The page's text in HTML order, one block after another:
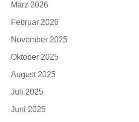
März 2026
Februar 2026
November 2025
Oktober 2025
August 2025
Juli 2025
Juni 2025